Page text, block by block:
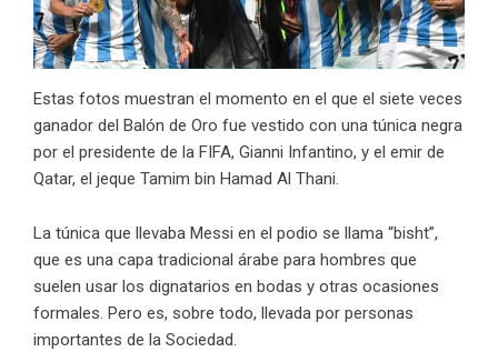
Estas fotos muestran el momento en el que el siete veces
ganador del Balón de Oro fue vestido con una túnica negra
por el presidente de la FIFA, Gianni Infantino, y el emir de
Qatar, el jeque Tamim bin Hamad Al Thani.
La túnica que llevaba Messi en el podio se llama “bisht”,
que es una capa tradicional árabe para hombres que
suelen usar los dignatarios en bodas y otras ocasiones
formales. Pero es, sobre todo, llevada por personas
importantes de la Sociedad.